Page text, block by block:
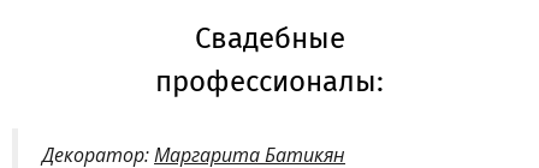
Свадебные
профессионалы:
Декоратор:Маргарита Батикян